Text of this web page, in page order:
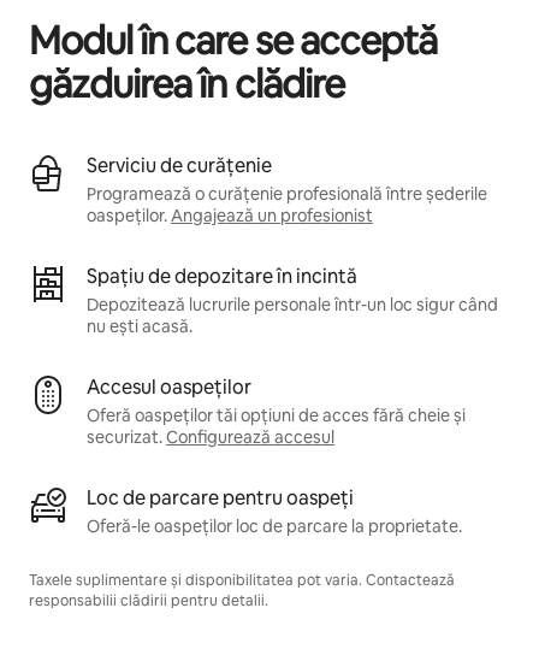
Modul în care se acceptă
găzduirea în clădire
Serviciu de curățenie
Programează o curățenie profesională între șederile
oaspeților.Angajează un profesionist
Spațiu de depozitare în incintă
Depozitează lucrurile personale într-un loc sigur când
nu ești acasă.
Accesul oaspeților
Oferă oaspeților tăi opțiuni de acces fără cheie și
securizat.Configurează accesul
Loc de parcare pentru oaspeți
Oferă-le oaspeților loc de parcare la proprietate.
Taxele suplimentare și disponibilitatea pot varia. Contactează
responsabilii clădirii pentru detalii.